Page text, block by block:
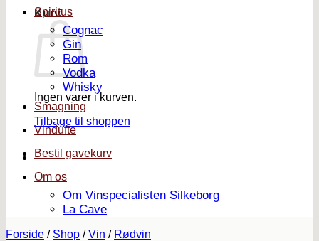
Kurv
Ingen varer i kurven.
Tilbage til shoppen
Spiritus
Cognac
Gin
Rom
Vodka
Whisky
Smagning
Vindufte
Bestil gavekurv
Om os
Om Vinspecialisten Silkeborg
La Cave
Forside / Shop / Vin / Rødvin